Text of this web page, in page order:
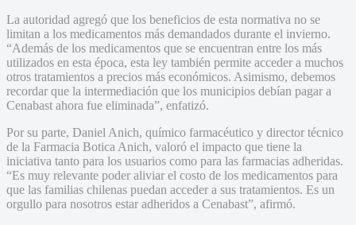
La autoridad agregó que los beneficios de esta normativa no se
limitan a los medicamentos más demandados durante el invierno.
“Además de los medicamentos que se encuentran entre los más
utilizados en esta época, esta ley también permite acceder a muchos
otros tratamientos a precios más económicos. Asimismo, debemos
recordar que la intermediación que los municipios debían pagar a
Cenabast ahora fue eliminada”, enfatizó.
Por su parte, Daniel Anich, químico farmacéutico y director técnico
de la Farmacia Botica Anich, valoró el impacto que tiene la
iniciativa tanto para los usuarios como para las farmacias adheridas.
“Es muy relevante poder aliviar el costo de los medicamentos para
que las familias chilenas puedan acceder a sus tratamientos. Es un
orgullo para nosotros estar adheridos a Cenabast”, afirmó.